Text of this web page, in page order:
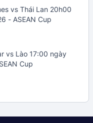
vs Thái Lan 20h00
- ASEAN Cup
vs Lào 17:00 ngày
Cup